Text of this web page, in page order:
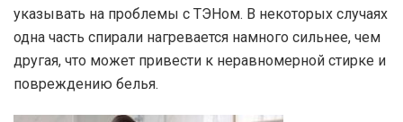
указывать на проблемы с ТЭНом. В некоторых случаях
одна часть спирали нагревается намного сильнее, чем
другая, что может привести к неравномерной стирке и
повреждению белья.